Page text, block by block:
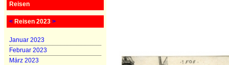
Reisen
< Reisen 2023 >
Januar 2023
Februar 2023
März 2023